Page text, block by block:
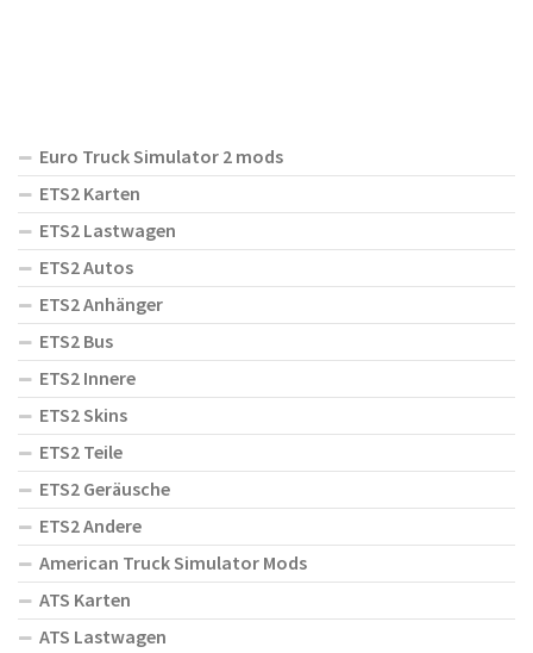
Euro Truck Simulator 2 mods
ETS2 Karten
ETS2 Lastwagen
ETS2 Autos
ETS2 Anhänger
ETS2 Bus
ETS2 Innere
ETS2 Skins
ETS2 Teile
ETS2 Geräusche
ETS2 Andere
American Truck Simulator Mods
ATS Karten
ATS Lastwagen